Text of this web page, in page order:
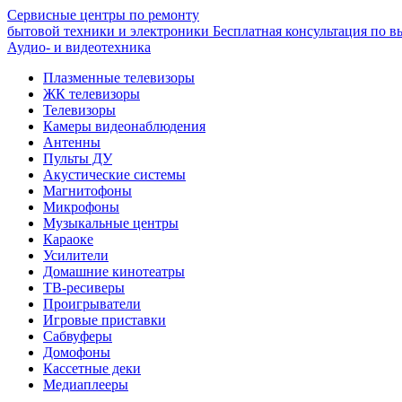
Сервисные центры по ремонту
бытовой техники и электроники Бесплатная консультация по
Аудио- и видеотехника
Плазменные телевизоры
ЖК телевизоры
Телевизоры
Камеры видеонаблюдения
Антенны
Пульты ДУ
Акустические системы
Магнитофоны
Микрофоны
Музыкальные центры
Караоке
Усилители
Домашние кинотеатры
ТВ-ресиверы
Проигрыватели
Игровые приставки
Сабвуферы
Домофоны
Кассетные деки
Медиаплееры